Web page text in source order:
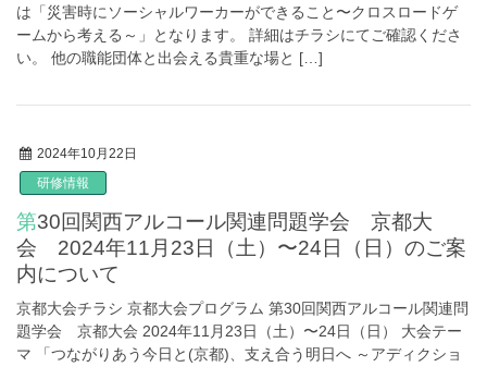
は「災害時にソーシャルワーカーができること〜クロスロードゲ
ームから考える～」となります。 詳細はチラシにてご確認くださ
い。 他の職能団体と出会える貴重な場と […]
2024年10月22日
研修情報
第30回関西アルコール関連問題学会 京都大
会 2024年11月23日（土）〜24日（日）のご案
内について
京都大会チラシ 京都大会プログラム 第30回関西アルコール関連問
題学会 京都大会 2024年11月23日（土）〜24日（日） 大会テー
マ 「つながりあう今日と(京都)、支え合う明日へ ～アディクショ